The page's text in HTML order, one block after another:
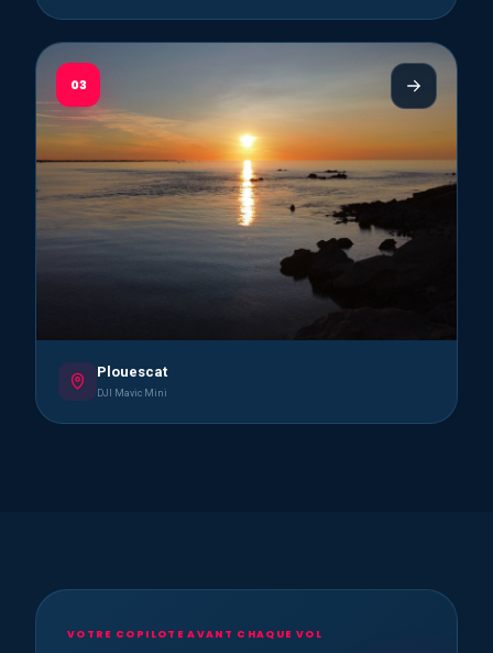
03
Plouescat
DJI Mavic Mini
VOTRE COPILOTE AVANT CHAQUE VOL